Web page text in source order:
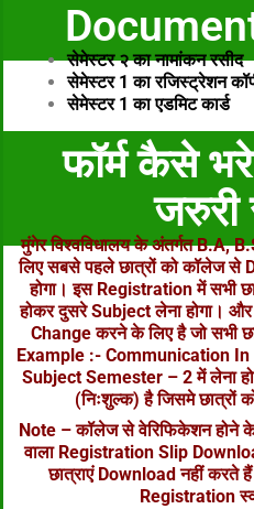
सेमेस्टर २ का नामांकन रसीद
सेमेस्टर 1 का रजिस्ट्रेशन
सेमेस्टर 1 का एडमिट कार्ड
फॉर्म कैसे
जरुरी
मुंगेर विश्वविधालय के अंतर्गत B.A,
लिए सबसे पहले छात्रों को कॉलेज से
होगा। इस Registration में सभी
होकर दुसरे Subject लेना होगा।
Change करने के लिए है जो सभी
Example :- Communication
Subject Semester – 2 में लेना
(निःशुल्क) है जिसमे छात्रों
Note – कॉलेज से वेरिफिकेशन होने
वाला Registration Slip
छात्राएं Download नहीं करते
Registration